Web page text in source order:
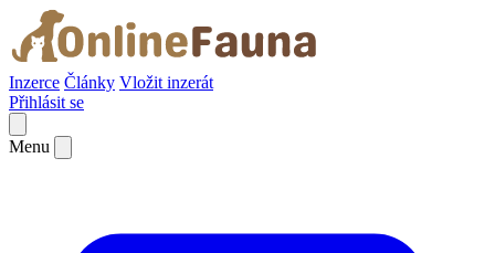
Inzerce Články Vložit inzerát
Přihlásit se
Menu